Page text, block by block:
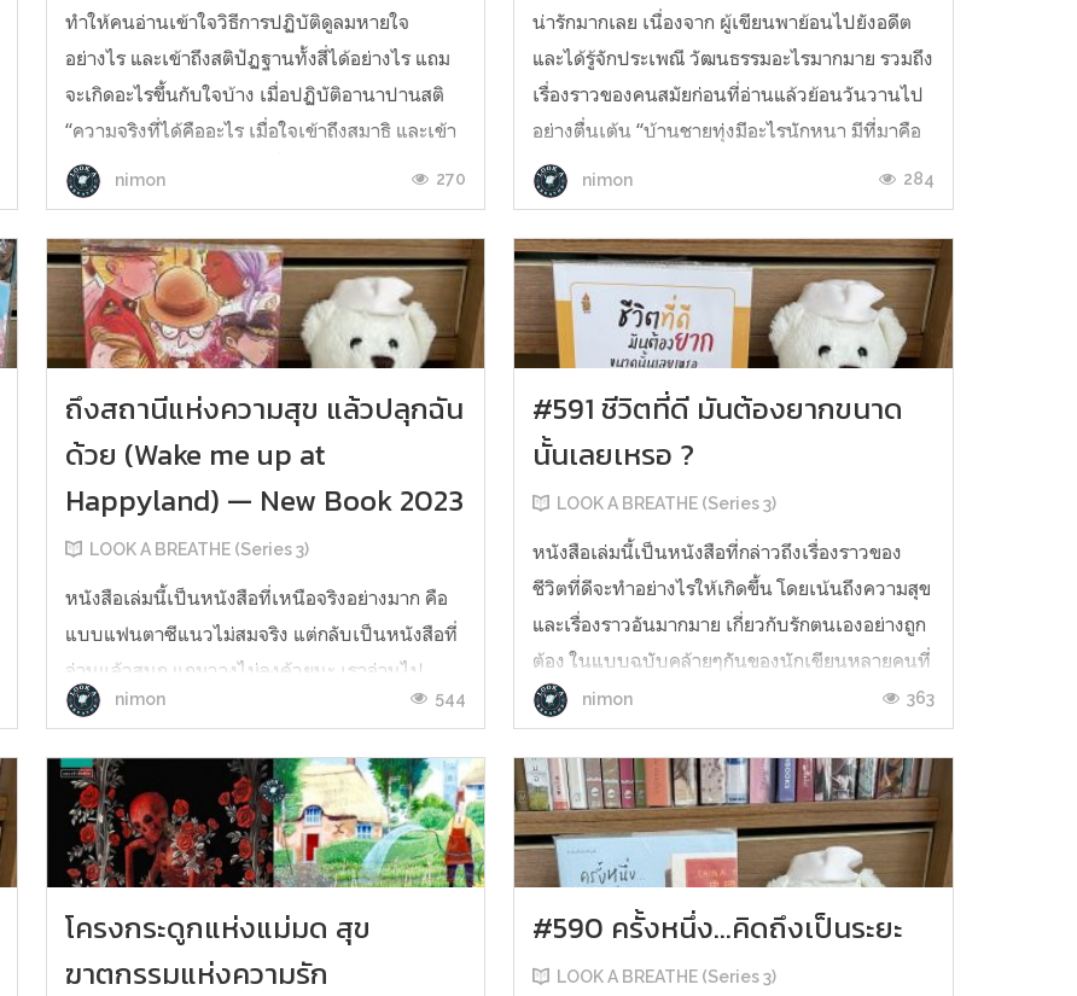
ทำให้คนอ่านเข้าใจวิธีการปฏิบัติดูลมหายใจ
อย่างไร และเข้าถึงสติปัฏฐานทั้งสี่ได้อย่างไร แถม
จะเกิดอะไรขึ้นกับใจบ้าง เมื่อปฏิบัติอานาปานสติ
“ความจริงที่ได้คืออะไร เมื่อใจเข้าถึงสมาธิ และเข้า
ถึงคุณงามความดี ที่หมดหนี้ชีวีซึ่งตัวตน แล้วหมด
สิ...
nimon 270
น่ารักมากเลย เนื่องจาก ผู้เขียนพาย้อนไปยังอดีต
และได้รู้จักประเพณี วัฒนธรรมอะไรมากมาย รวมถึง
เรื่องราวของคนสมัยก่อนที่อ่านแล้วย้อนวันวานไป
อย่างตื่นเต้น “บ้านชายทุ่งมีอะไรนักหนา มีที่มาคือ
อะไรนักหนา นั้นคือรากฐานของที่มา มีทุ่งสระอยู่
ข้างห...
nimon 284
ถึงสถานีแห่งความสุข แล้วปลุกฉัน
ด้วย (Wake me up at
Happyland) — New Book 2023
LOOK A BREATHE (Series 3)
หนังสือเล่มนี้เป็นหนังสือที่เหนือจริงอย่างมาก คือ
แบบแฟนตาซีแนวไม่สมจริง แต่กลับเป็นหนังสือที่
อ่านแล้วสนุก แถมวางไม่ลงด้วยนะ เราอ่านไป
ประมาณสี่สิบนาที ก็อ่านจบ โดยที่หนังสือเล่มนี้ มี
ค่ะ “หลงคิดว่าทางนี้คือทางสุข หลงหลุดทุกข์และ
พบสุขทุกสถาน หล...
nimon 544
#591 ชีวิตที่ดี มันต้องยากขนาด
นั้นเลยเหรอ ?
LOOK A BREATHE (Series 3)
หนังสือเล่มนี้เป็นหนังสือที่กล่าวถึงเรื่องราวของ
ชีวิตที่ดีจะทำอย่างไรให้เกิดขึ้น โดยเน้นถึงความสุข
และเรื่องราวอันมากมาย เกี่ยวกับรักตนเองอย่างถูก
ต้อง ในแบบฉบับคล้ายๆกันของนักเขียนหลายคนที่
เขียนออกมาในแนวแบบนี้ แต่เล่มนี้ก็อ่านแล้ว
ทำให้เข้าใจอะไรมากมายในชีวิตขึ้นมาเช่นกัน
“ความสุขของตั...
nimon 363
โครงกระดูกแห่งแม่มด สุข
ฆาตกรรมแห่งความรัก
#590 ครั้งหนึ่ง...คิดถึงเป็นระยะ
LOOK A BREATHE (Series 3)